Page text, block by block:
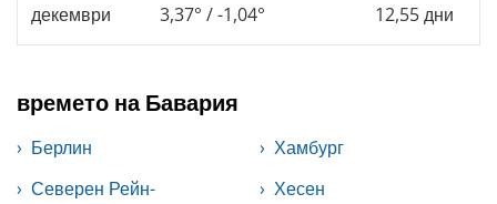
декември 3,37° / -1,04° 12,55 дни
времето на Бавария
Берлин
Хамбург
Северен Рейн-
Хесен